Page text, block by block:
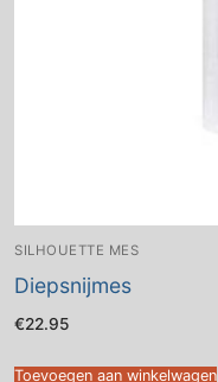
SILHOUETTE MES
Diepsnijmes
€22.95
Toevoegen aan winkelwagen